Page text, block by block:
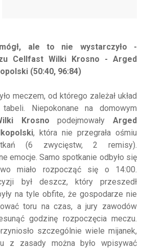
ale to nie wystarczyło -
Cellfast Wilki Krosno - Arged
(50:40, 96:84)
meczem, od którego zależał układ
Niepokonane na domowym
Krosno podejmowałyArged
, która nie przegrała ośmiu
(6 zwycięstw, 2 remisy).
emocje. Samo spotkanie odbyło się
miało rozpocząć się o 14:00.
był deszcz, który przeszedł
na tyle obfite, że gospodarze nie
toru na czas, a jury zawodów
godzinę rozpoczęcia meczu.
szczególnie wiele mijanek,
z zasady można było wpisywać